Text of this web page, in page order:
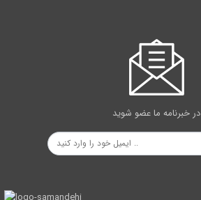
در خبرنامه ما عضو شوید